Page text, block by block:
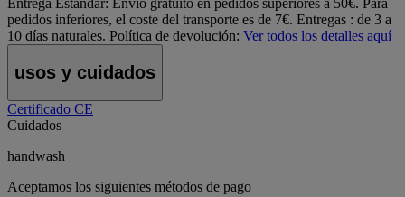
Entrega Estándar: Envío gratuito en pedidos superiores a 50€. Para
pedidos inferiores, el coste del transporte es de 7€. Entregas : de 3 a
10 días naturales. Política de devolución: Ver todos los detalles aquí
usos y cuidados
Certificado CE
Cuidados
handwash
Aceptamos los siguientes métodos de pago